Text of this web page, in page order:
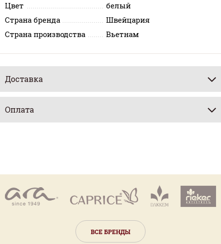
Цвет
белый
Страна бренда
Швейцария
Страна производства
Вьетнам
Доставка
Оплата
ВСЕ БРЕНДЫ